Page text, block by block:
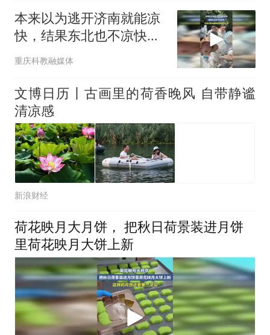
本来以为逃开济南就能凉
快，结果东北也不凉快
啊，又热又晒，娃直接热
重庆科教融媒体
文博日历丨古画里的荷香晚风 自带静谧
清凉感
新浪财经
荷花映月大月饼， 把秋日荷景装进月饼
里荷花映月大饼上新